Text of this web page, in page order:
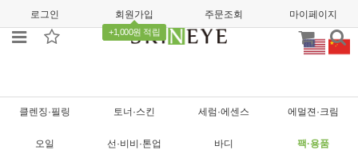
로그인 회원가입
+1,000원 적립
주문조회 마이페이지
클렌징·필링 토너·스킨 세럼·에센스 에멀젼·크림
오일 선·비비·톤업 바디 팩·용품